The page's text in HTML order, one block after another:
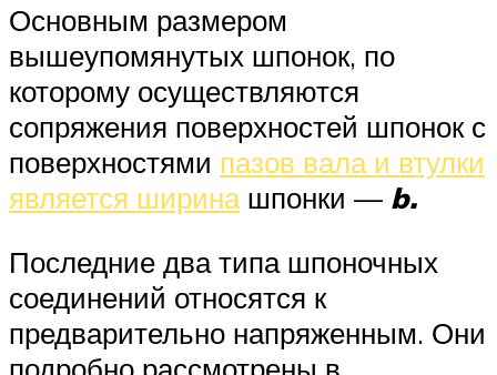
Основным размером
вышеупомянутых шпонок, по
которому осуществляются
сопряжения поверхностей шпонок с
поверхностями пазов вала и втулки
является ширинашпонки — b.
Последние два типа шпоночных
соединений относятся к
предварительно напряженным. Они
подробно рассмотрены в